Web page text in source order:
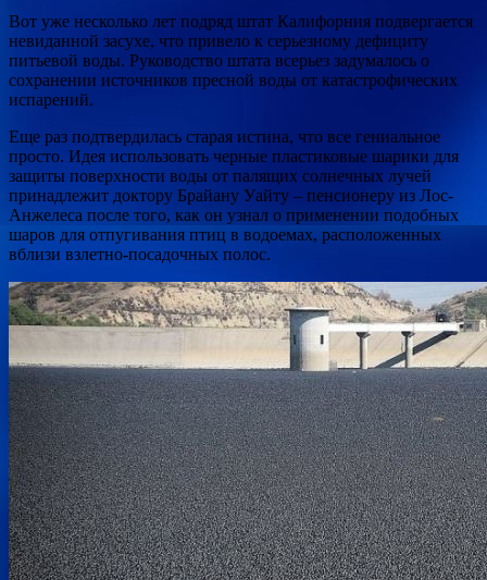
Вот уже несколько лет подряд штат Калифорния подвергается
невиданной засухе, что привело к серьезному дефициту
питьевой воды. Руководство штата всерьез задумалось о
сохранении источников пресной воды от катастрофических
испарений.
Еще раз подтвердилась старая истина, что все гениальное
просто. Идея использовать черные пластиковые шарики для
защиты поверхности воды от палящих солнечных лучей
принадлежит доктору Брайану Уайту – пенсионеру из Лос-
Анжелеса после того, как он узнал о применении подобных
шаров для отпугивания птиц в водоемах, расположенных
вблизи взлетно-посадочных полос.